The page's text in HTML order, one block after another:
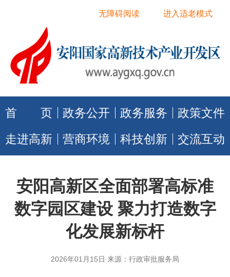
进入适老模式
无障碍阅读
首 页 政务公开 政务服务
政策文件
走进高新
营商环境 科技创新 交流互动
安阳高新区全面部署高标准
数字园区建设 聚力打造数字
化发展新标杆
2026年01月15日 来源：行政审批服务局